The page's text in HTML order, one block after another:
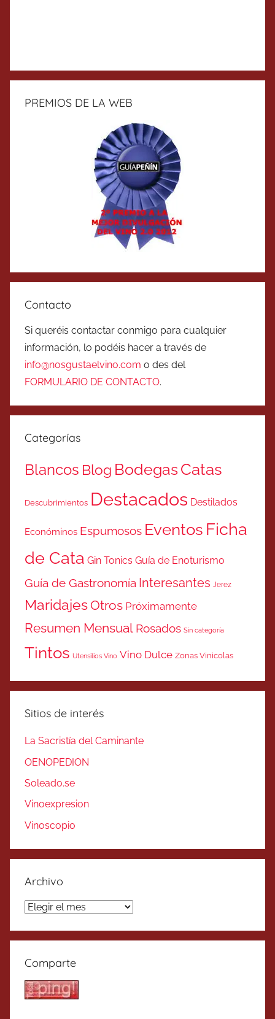
PREMIOS DE LA WEB
Contacto
Si queréis contactar conmigo para cualquier
información, lo podéis hacer a través de
info@nosgustaelvino.com o des del
FORMULARIO DE CONTACTO.
Categorías
Blancos Blog BodegasCatas
Descubrimientos Destacados Destilados
Económinos Espumosos Eventos Ficha
de Cata Gin Tonics Guía de Enoturismo
Guía de Gastronomía Interesantes Jerez
MaridajesOtros Próximamente
Resumen Mensual Rosados Sin categoría
Tintos Utensilios Vino Vino Dulce Zonas Vinicolas
Sitios de interés
La Sacristía del Caminante
OENOPEDION
Soleado.se
Vinoexpresion
Vinoscopio
Archivo
Archivo
Comparte